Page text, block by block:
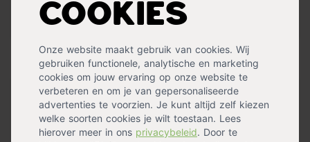
Cookies
Onze website maakt gebruik van cookies. Wij
gebruiken functionele, analytische en marketing
cookies om jouw ervaring op onze website te
verbeteren en om je van gepersonaliseerde
advertenties te voorzien. Je kunt altijd zelf kiezen
welke soorten cookies je wilt toestaan. Lees
hierover meer in ons privacybeleid. Door te
Vrucht: rond, eivormig, eerst grijs en viltig, later kaal, Ø
0,5-0,8cm
Windbestendigheid: zeer goed
Oorsprong: Europa
Let op: bij het kiezen van een boom is de stamomtrek
leidend. De bij de stamomtrek genoemde hoogte is
slechts een indicatie. Dus aan de hoogte indicatie
kunnen geen rechten worden ontleend.
Vorm
Hoogstam
Herfstverkleuring
Geel Groen
Meer specificaties »
Handig voor erbij
Boompalen set (2 palen + 2
boomband
op voorraad
47,99